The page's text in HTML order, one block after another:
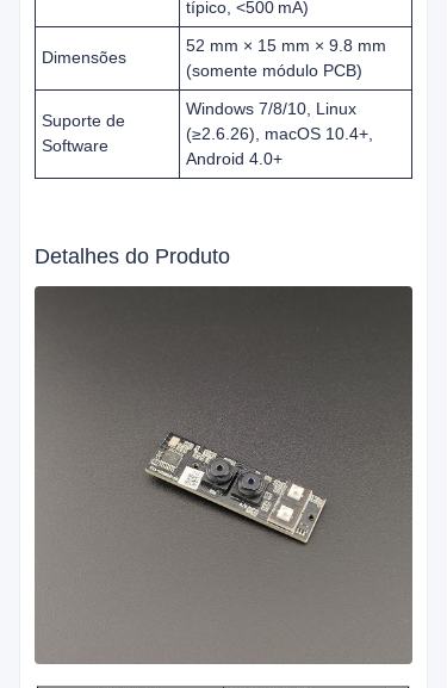
típico, <500 mA)
Dimensões
52 mm × 15 mm × 9.8 mm
(somente módulo PCB)
Suporte de
Software
Windows 7/8/10, Linux
(≥2.6.26), macOS 10.4+,
Android 4.0+
Detalhes do Produto